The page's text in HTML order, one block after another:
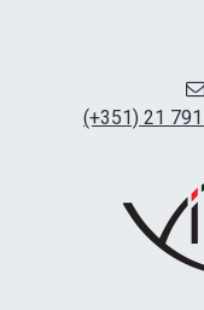
(+351) 21